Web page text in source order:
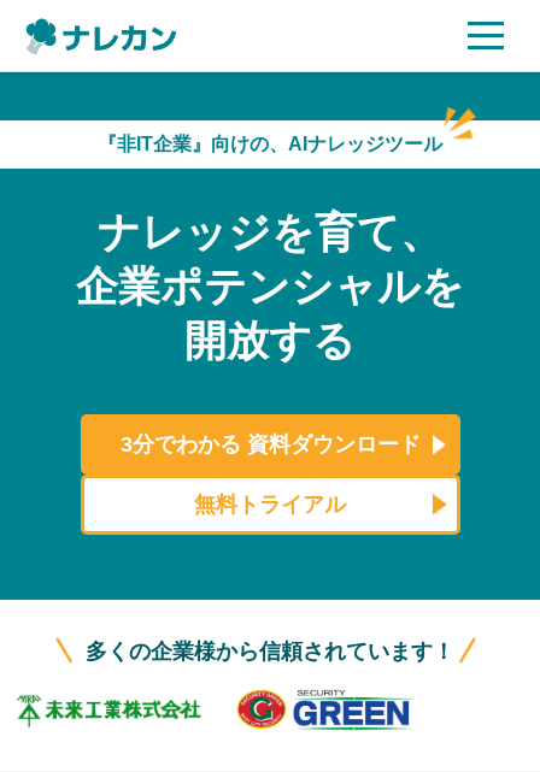
AI機能
ご利用企業様の声
セキュリティ
よくある質問
資料ダウンロード
ログイン
『非IT企業』向けの、AIナレッジツール
ナレッジを育て、
企業ポテンシャルを
開放する
3分でわかる 資料ダウンロード
無料トライアル
多くの企業様から信頼されています！